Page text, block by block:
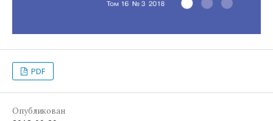
PDF
Опубликован